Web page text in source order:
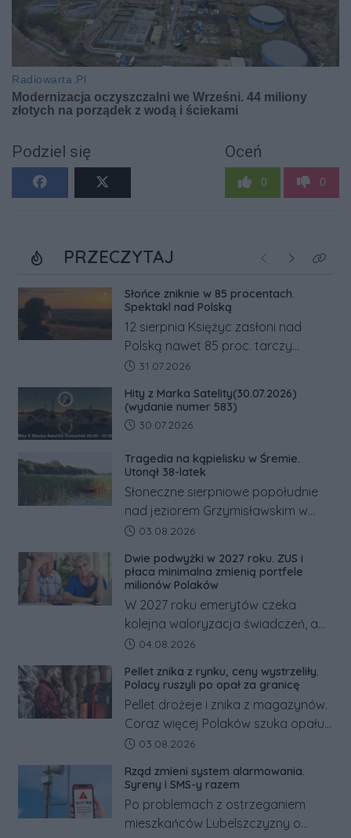
Podziel się Oceń
0 0
PRZECZYTAJ Poprzednie
NastępneKliknij
Słońce zniknie w 85 procentach.
Spektakl nad Polską
12 sierpnia Księżyc zasłoni nad
Polską nawet 85 proc. tarczy
Słońca. Największe zaćmienie od 27
zachodem.
Data dodania artykułu:
31.07.2026
Hity z Marka Satelity(30.07.2026)
(wydanie numer 583)
Data dodania artykułu:
30.07.2026
Tragedia na kąpielisku w Śremie.
Utonął 38-latek
Słoneczne sierpniowe popołudnie
nad jeziorem Grzymisławskim w
powiecie śremskim zakończyło się
odwrócić nawet natychmiastowe
działania służb ratunkowych.
Data dodania artykułu:
03.08.2026
Dwie podwyżki w 2027 roku. ZUS i
płaca minimalna zmienią portfele
milionów Polaków
W 2027 roku emerytów czeka
kolejna waloryzacja świadczeń, a
pracowników podwyżka płacy
tym zmianom zyskają.
Data dodania artykułu:
04.08.2026
Pellet znika z rynku, ceny wystrzeliły.
Polacy ruszyli po opał za granicę
Pellet drożeje i znika z magazynów.
Coraz więcej Polaków szuka opału
za granicą, gdzie bywa nawet
Co się dzieje?
Data dodania artykułu:
03.08.2026
Rząd zmieni system alarmowania.
Syreny i SMS-y razem
Po problemach z ostrzeganiem
mieszkańców Lubelszczyzny o